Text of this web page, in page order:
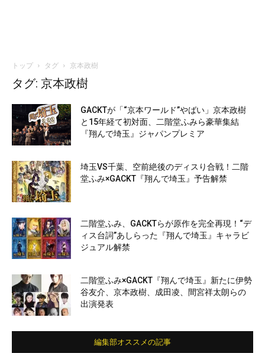
トップ タグ 京本政樹
タグ: 京本政樹
GACKTが「“京本ワールド”やばい」京本政樹
と15年経て初対面、二階堂ふみら豪華集結
『翔んで埼玉』ジャパンプレミア
埼玉VS千葉、空前絶後のディスり合戦！二階
堂ふみ×GACKT『翔んで埼玉』予告解禁
二階堂ふみ、GACKTらが原作を完全再現！“デ
ィス台詞”あしらった『翔んで埼玉』キャラビ
ジュアル解禁
二階堂ふみ×GACKT『翔んで埼玉』新たに伊勢
谷友介、京本政樹、成田凌、間宮祥太朗らの
出演発表
編集部オススメの記事